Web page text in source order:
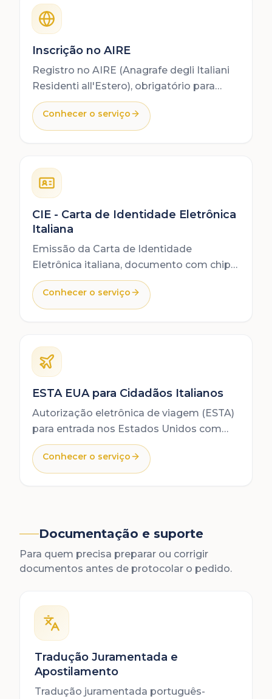
Inscrição no AIRE
Registro no AIRE (Anagrafe degli Italiani
Residenti all'Estero), obrigatório para
cidadãos italianos residentes fora da
Itália.
Conhecer o serviço
CIE - Carta de Identidade Eletrônica
Italiana
Emissão da Carta de Identidade
Eletrônica italiana, documento com chip
válido como identificação na União
Europeia.
Conhecer o serviço
ESTA EUA para Cidadãos Italianos
Autorização eletrônica de viagem (ESTA)
para entrada nos Estados Unidos com
passaporte italiano. Processo 100%
online.
Conhecer o serviço
Documentação e suporte
Para quem precisa preparar ou corrigir
documentos antes de protocolar o pedido.
Tradução Juramentada e
Apostilamento
Tradução juramentada português-